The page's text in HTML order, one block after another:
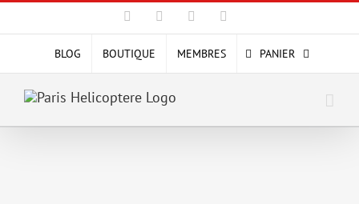
Passer
contenu
Facebook YouTube
BLOG BOUTIQUE MEMBRES PANIER